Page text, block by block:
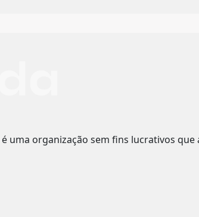
é uma organização sem fins lucrativos que